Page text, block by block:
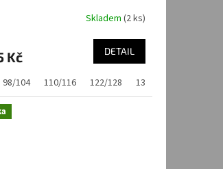
Skladem (2 ks)
Kč DETAIL
98/104 110/116 122/128 134/140